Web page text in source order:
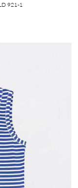
921-1